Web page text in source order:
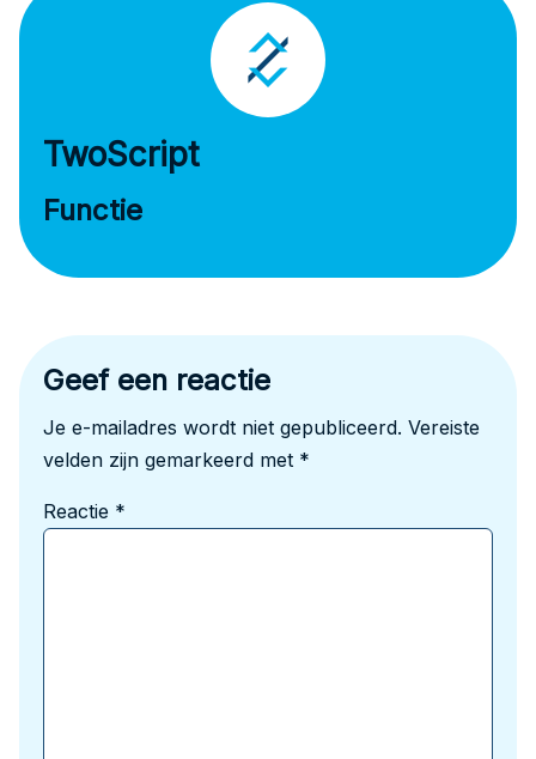
TwoScript
Functie
Geef een reactie
Je e-mailadres wordt niet gepubliceerd. Vereiste
velden zijn gemarkeerd met *
Reactie *